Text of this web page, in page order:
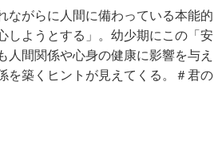
ながらに人間に備わっている本能的
しようとする」。幼少期にこの「安
間関係や心身の健康に影響を与え
を築くヒントが見えてくる。＃君の